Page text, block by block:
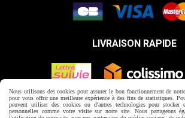
LIVRAISON RAPIDE
Facebook est désactivé.
Nous utilisons des cookies pour assurer le bon fonctionnement de
pour vous offrir une meilleure expérience à des fins de statistiques.
peuvent utiliser des cookies ou d'autres technologies pour stocker
personnelles comme votre visite sur notre site. Nous partageons